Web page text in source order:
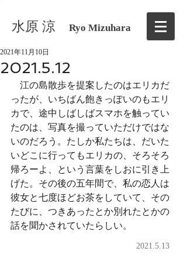
水原 涼 Ryo Mizuhara
2021.5.12
2021年11月10日
江の島散歩を提案したのはエリカだ
ったが、いちばん飽きっぽいのもエリ
カで、途中しばしばスマホを触ってい
たのは、写真を撮っていただけではな
いのだろう。たしか私たちは、だいた
いどこに行ってもエリカの、そろそろ
帰ろーよ、という言葉をしおに引き上
げた。その後の五年間で、私の恋人は
彼女と七度ほどお茶をしていて、その
たびに、つきあったとか別れたとかの
話を聞かされていたらしい。
2021.5.13